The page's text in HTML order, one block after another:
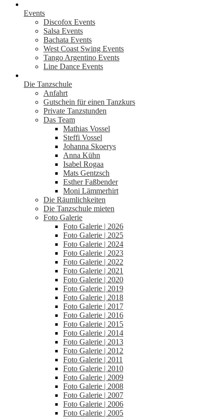
Events
Discofox Events
Salsa Events
Bachata Events
West Coast Swing Events
Tango Argentino Events
Line Dance Events
Die Tanzschule
Anfahrt
Gutschein für einen Tanzkurs
Private Tanzstunden
Das Team
Mathias Vossel
Steffi Vossel
Johanna Skoerys
Anna Kühn
Isabel Rogaa
Mats Gentzsch
Esther Faßbender
Moni Lämmerhirt
Die Räumlichkeiten
Die Tanzschule mieten
Foto Galerie
Foto Galerie | 2026
Foto Galerie | 2025
Foto Galerie | 2024
Foto Galerie | 2023
Foto Galerie | 2022
Foto Galerie | 2021
Foto Galerie | 2020
Foto Galerie | 2019
Foto Galerie | 2018
Foto Galerie | 2017
Foto Galerie | 2016
Foto Galerie | 2015
Foto Galerie | 2014
Foto Galerie | 2013
Foto Galerie | 2012
Foto Galerie | 2011
Foto Galerie | 2010
Foto Galerie | 2009
Foto Galerie | 2008
Foto Galerie | 2007
Foto Galerie | 2006
Foto Galerie | 2005